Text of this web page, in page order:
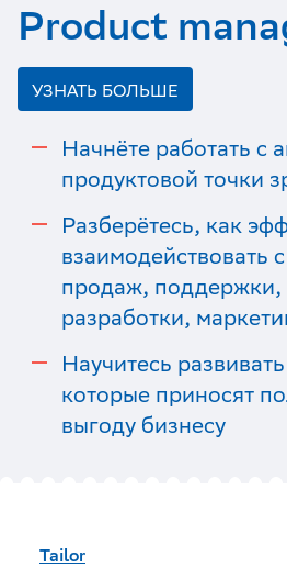
Product
УЗНАТЬ БОЛЬШЕ
Начнёте работать с
продуктовой точки
Разберётесь, как
взаимодействовать
продаж, поддержки,
разработки,
Научитесь
которые приносят
выгоду бизнесу
Tailor